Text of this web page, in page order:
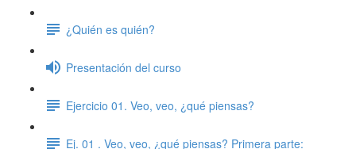
¿Quién es quién?
Presentación del curso
Ejercicio 01. Veo, veo, ¿qué piensas?
Ej. 01 . Veo, veo, ¿qué piensas? Primera parte: